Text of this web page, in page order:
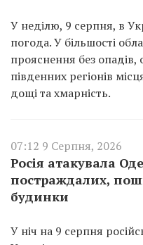
У неділю, 9 серпня, в
погода. У більшості
прояснення без опадів,
південних регіонів
дощі та хмарність.
07:12 9 Серпня, 2026
Росія атакувала
постраждалих,
будинки
У ніч на 9 серпня